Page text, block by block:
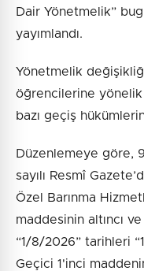
Dair Yönetmelik”
yayımlandı.
Yönetmelik
öğrencilerine yönelik
bazı geçiş
Düzenlemeye göre,
sayılı Resmî
Özel Barınma
maddesinin altıncı
“1/8/2026” tarihleri
Geçici 1'inci